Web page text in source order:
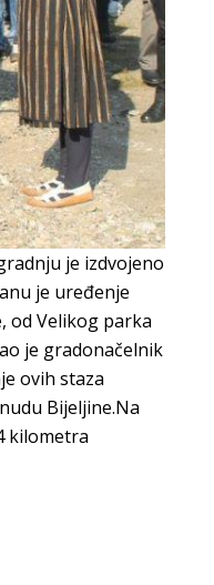
je izdvojeno
je uređenje
od Velikog parka
je gradonačelnik
ovih staza
Bijeljine.Na
kilometra